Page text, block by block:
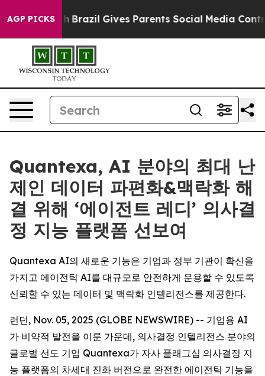
AGP PICKS
Youth Brazil Gives Parents Social Media Controls for
Quantexa, AI 분야의 최대 난
제인 데이터 파편화&맥락화 해
결 위해 ‘에이전트 레디’ 의사결
정 지능 플랫폼 선보여
Quantexa AI의 새로운 기능은 기업과 정부 기관이 확신을
가지고 에이전틱 AI를 대규모로 안전하게 운용할 수 있도록
신뢰할 수 있는 데이터 및 맥락화 인텔리전스를 제공한다.
런던, Nov. 05, 2025 (GLOBE NEWSWIRE) -- 기업용 AI
가 비약적 발전을 이룬 가운데, 의사결정 인텔리전스 분야의
글로벌 선도 기업 Quantexa가 자사 플래그십 의사결정 지
능 플랫폼의 차세대 진화 버전으로 완전한 에이전틱 기능을